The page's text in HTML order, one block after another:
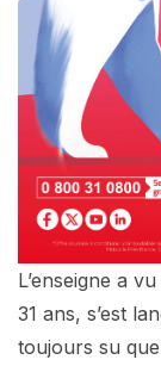
L’enseigne a
31 ans, s’est
toujours su